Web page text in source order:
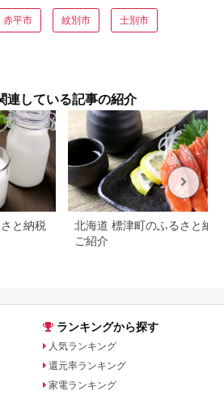
赤平市 紋別市 士別市
連している記事の紹介
と納税
北海道 標津町のふるさと納
ご紹介
ランキングから探す
人気ランキング
還元率ランキング
家電ランキング